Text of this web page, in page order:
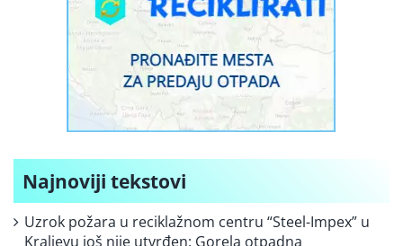
Najnoviji tekstovi
Uzrok požara u reciklažnom centru “Steel-Impex” u
Kraljevu još nije utvrđen: Gorela otpadna